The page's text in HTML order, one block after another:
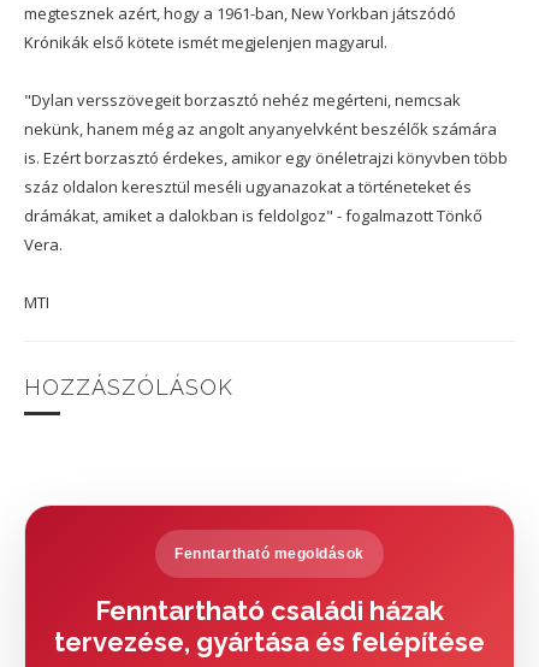
megtesznek azért, hogy a 1961-ban, New Yorkban játszódó
Krónikák első kötete ismét megjelenjen magyarul.
"Dylan versszövegeit borzasztó nehéz megérteni, nemcsak
nekünk, hanem még az angolt anyanyelvként beszélők számára
is. Ezért borzasztó érdekes, amikor egy önéletrajzi könyvben több
száz oldalon keresztül meséli ugyanazokat a történeteket és
drámákat, amiket a dalokban is feldolgoz" - fogalmazott Tönkő
Vera.
MTI
HOZZÁSZÓLÁSOK
Fenntartható megoldások
Fenntartható családi házak
tervezése, gyártása és felépítése